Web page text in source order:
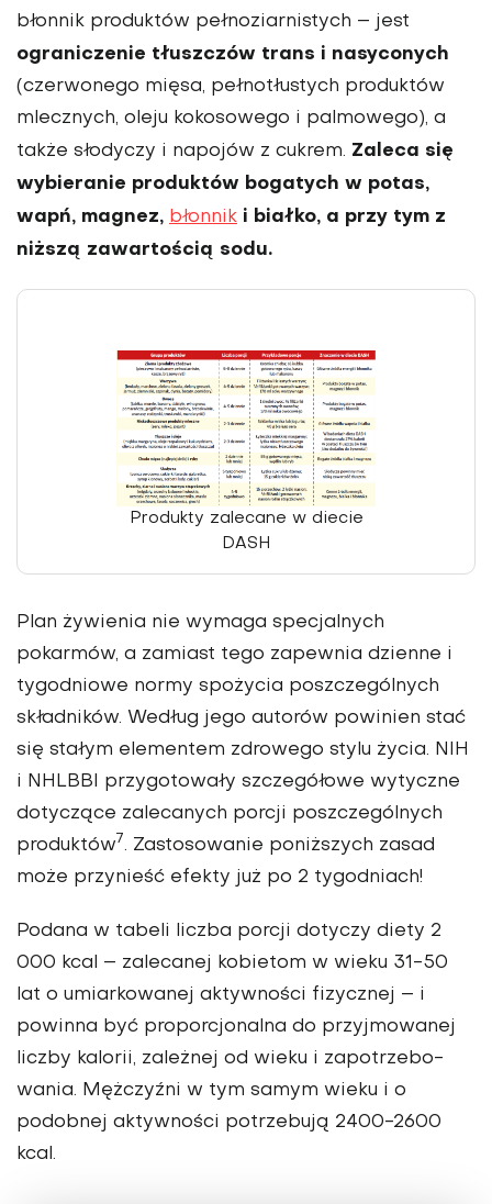
błonnik produktów pełnoziarnistych – jest
ograniczenie tłuszczów trans i nasyconych
(czerwonego mięsa, pełnotłustych produktów
mlecz­nych, oleju kokosowego i palmo­wego), a
także słodyczy i napojów z cukrem. Zaleca się
wybieranie produktów bogatych w potas,
wapń, magnez, błonnik i białko, a przy tym z
niższą zawartością sodu.
Produkty zalecane w diecie
DASH
Plan żywienia nie wymaga spe­cjalnych
pokarmów, a zamiast tego zapewnia dzienne i
tygodniowe normy spożycia poszczególnych
składników. Według jego autorów powinien stać
się stałym elementem zdrowego stylu życia. NIH
i NHLBBI przy­gotowały szczegółowe wytyczne
dotyczące zalecanych porcji poszczególnych
produktów7. Zastosowanie poniższych zasad
może przynieść efekty już po 2 tygodniach!
Podana w tabeli liczba porcji dotyczy diety 2
000 kcal – zalecanej kobietom w wieku 31-50
lat o umiar­kowanej aktywności fizycznej – i
powinna być proporcjonalna do przyjmowanej
liczby kalorii, zależnej od wieku i zapotrzebo­
wania. Mężczyźni w tym samym wieku i o
podobnej aktywności potrzebują 2400-2600
kcal.